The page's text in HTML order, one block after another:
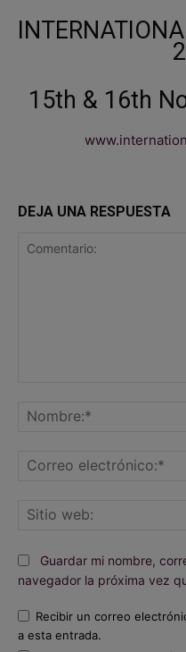
15th & 16th
DEJA UNA RESPUESTA
Guardar mi nombre,
navegador la próxima vez
Recibir un correo
a esta entrada.